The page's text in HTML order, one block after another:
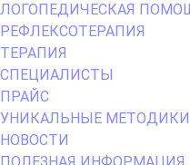
ЛОГОПЕДИЧЕСКАЯ
РЕФЛЕКСОТЕРАПИЯ
ТЕРАПИЯ
СПЕЦИАЛИСТЫ
ПРАЙС
УНИКАЛЬНЫЕ МЕТОДИКИ
НОВОСТИ